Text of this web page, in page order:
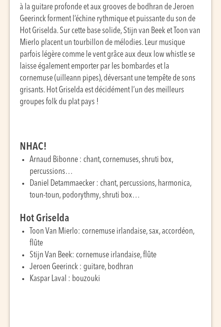
à la guitare profonde et aux grooves de bodhran de Jeroen
Geerinck forment l’échine rythmique et puissante du son de
Hot Griselda. Sur cette base solide, Stijn van Beek et Toon van
Mierlo placent un tourbillon de mélodies. Leur musique
parfois légère comme le vent grâce aux deux low whistle se
laisse également emporter par les bombardes et la
cornemuse (uilleann pipes), déversant une tempête de sons
grisants. Hot Griselda est décidément l’un des meilleurs
groupes folk du plat pays !
NHAC!
Arnaud Bibonne : chant, cornemuses, shruti box,
percussions…
Daniel Detammaecker : chant, percussions, harmonica,
toun-toun, podorythmy, shruti box…
Hot Griselda
Toon Van Mierlo: cornemuse irlandaise, sax, accordéon,
flûte
Stijn Van Beek: cornemuse irlandaise, flûte
Jeroen Geerinck : guitare, bodhran
Kaspar Laval : bouzouki